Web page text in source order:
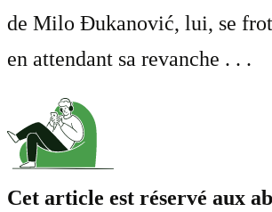
de Milo Đukanović, lui, se
en attendant sa revanche . . .
Cet article est réservé aux